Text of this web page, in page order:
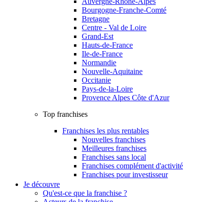
Bourgogne-Franche-Comté
Bretagne
Centre - Val de Loire
Grand-Est
Hauts-de-France
Ile-de-France
Normandie
Nouvelle-Aquitaine
Occitanie
Pays-de-la-Loire
Provence Alpes Côte d'Azur
Top franchises
Franchises les plus rentables
Nouvelles franchises
Meilleures franchises
Franchises sans local
Franchises complément d'activité
Franchises pour investisseur
Je découvre
Qu'est-ce que la franchise ?